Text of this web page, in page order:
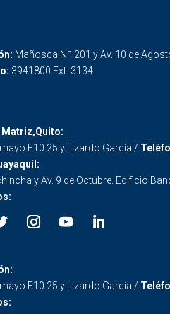
Mañosca Nº 201 y Av. 10 de
3941800 Ext. 3134
Matriz,Quito:
E10 25 y Lizardo García /
y Av. 9 de Octubre. Edificio
E10 25 y Lizardo García /